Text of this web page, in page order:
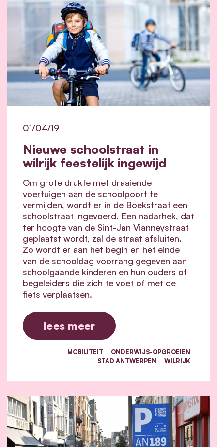
Nieuwe schoolstraat in
wilrijk feestelijk ingewijd
01/04/19
Om grote drukte met draaiende
voertuigen aan de schoolpoort te
vermijden, wordt er in de Boekstraat een
schoolstraat ingevoerd. Een nadarhek, dat
ter hoogte van de Sint-Jan Vianneystraat
geplaatst wordt, zal de straat afsluiten.
Zo wordt er aan het begin en het einde
van de schooldag voorrang gegeven aan
schoolgaande kinderen en hun ouders of
begeleiders die zich te voet of met de
fiets verplaatsen.
lees meer
MOBILITEIT
ONDERWIJS-OPGROEIEN
STAD ANTWERPEN
WILRIJK